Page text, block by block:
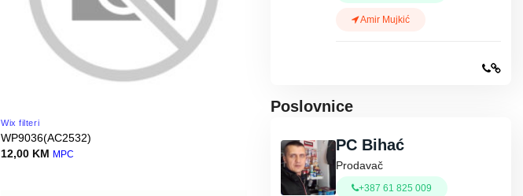
Wix filteri
WP9036(AC2532)
12,00 KM MPC
Amir Mujkić
Poslovnice
PC Bihać
Prodavač
+387 61 825 009